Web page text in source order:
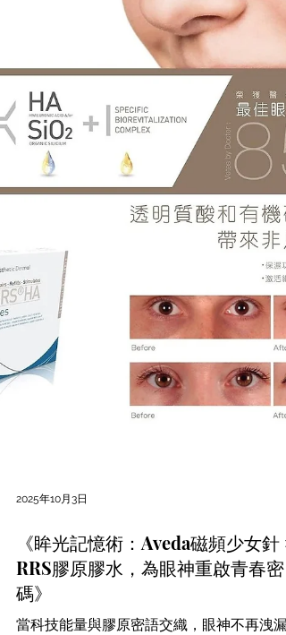
《眸光記憶術：Aveda磁頻少女針 ×
RRS膠原膠水，為眼神重啟青春密
碼》